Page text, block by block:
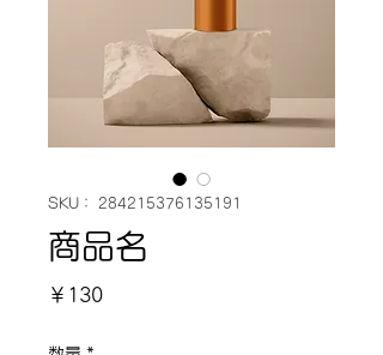
SKU： 284215376135191
商品名
￥130価